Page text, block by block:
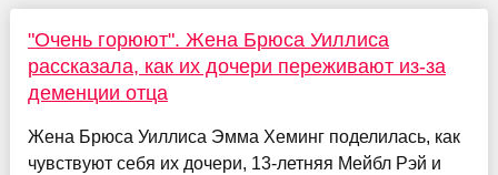
"Очень горюют". Жена Брюса Уиллиса
рассказала, как их дочери переживают из-за
деменции отца
Жена Брюса Уиллиса Эмма Хеминг поделилась, как
чувствуют себя их дочери, 13-летняя Мейбл Рэй и